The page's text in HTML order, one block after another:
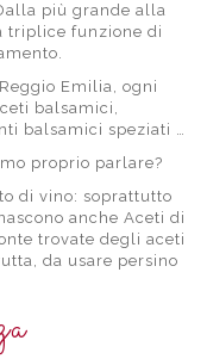
più grande alla
triplice funzione di
Emilia, ogni
balsamici,
balsamici speziati …
proprio parlare?
di vino: soprattutto
anche Aceti di
trovate degli aceti
da usare persino